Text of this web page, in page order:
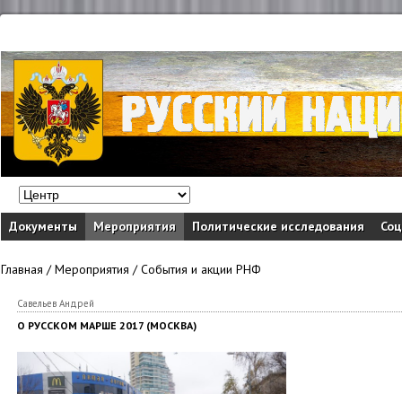
Документы Мероприятия Политические исследования
Главная /Мероприятия /События и акции РНФ
Савельев Андрей
О РУССКОМ МАРШЕ 2017 (МОСКВА)